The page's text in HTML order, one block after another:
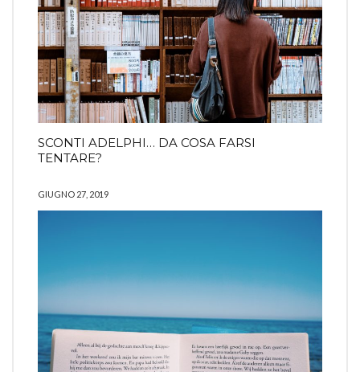
SCONTI ADELPHI… DA COSA FARSI
TENTARE?
GIUGNO 27, 2019